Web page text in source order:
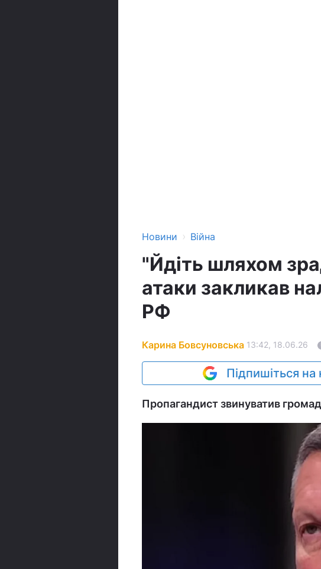
Новини › Війна
"Йдіть шляхом
атаки закликав
РФ
Карина Бовсуновська 13:42, 18.06.26
Підпишіться на
Пропагандист звинуватив